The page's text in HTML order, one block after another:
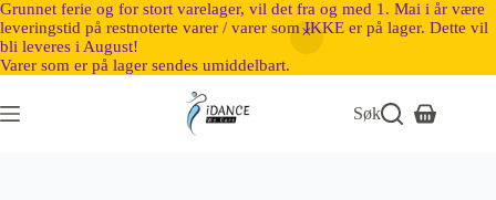
Grunnet ferie og for stort varelager, vil det fra og med 1. Mai i år være
leveringstid på restnoterte varer / varer som IKKE er på lager. Dette vil
bli leveres i August!
Varer som er på lager sendes umiddelbart.
Søk